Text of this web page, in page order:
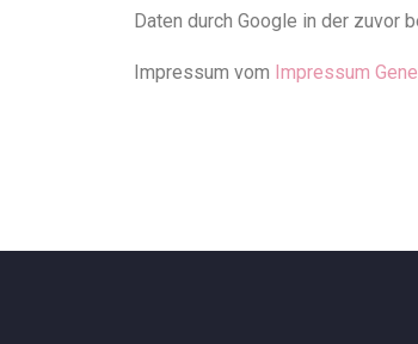
Daten durch Google in der zuvor
Impressum vom Impressum